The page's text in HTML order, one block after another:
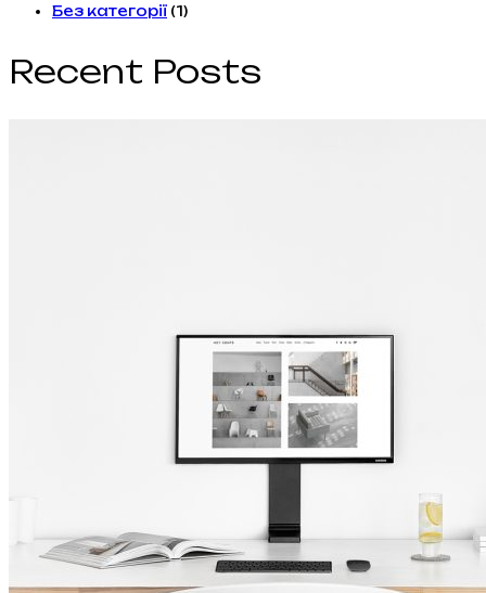
Без категорії (1)
Recent Posts